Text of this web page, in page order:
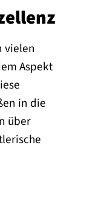
vielen
Aspekt
in die
über